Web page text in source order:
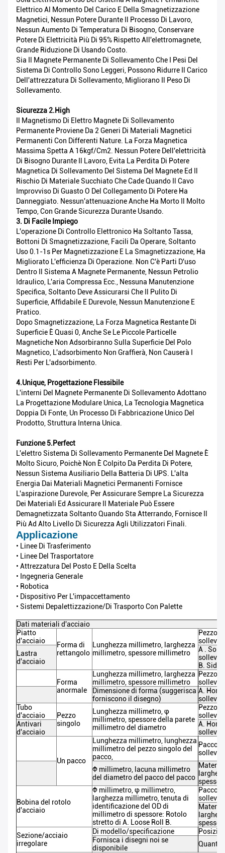
Elettrico Al Momento Del Carico E Della Smagnetizzazione
Magnetici, Nessun Potere Durante Il Processo Di Lavoro,
Nessun Aumento Di Temperatura Di Bisogno, Conservare
Potere Di Elettricità Più Di 95% Rispetto All'elettromagnete,
Grande Riduzione Di Usando Costo.
Sia Il Magnete Permanente Di Sollevamento Che I Pesi Del
Sistema Di Controllo Sono Leggeri, Possono Ridurre Il Carico
Dell'attrezzatura Di Sollevamento, Migliorano Il Peso Di
Sollevamento.
Sicurezza 2.High
Il Magnetismo Di Elettro Magnete Di Sollevamento
Permanente Proviene Da 2 Generi Di Materiali Magnetici
Permanenti Con Differenti Nature. La Forza Magnetica
Massima Spetta A 16kgf/cm2. Nessun Potere Dell'elettricità
Di Bisogno Durante Il Lavoro, Evita La Perdita Di Potere
Magnetica Di Sollevamento Del Sistema Del Magnete Ed Il
Rischio Di Materiale Succhiato Che Cade Quando Il Cavo
Improvviso Di Guasto O Del Collegamento Di Potere Ha
Danneggiato. Nessun'attenuazione Anche Ha Morto Il Molto
Tempo, Con Grande Sicurezza Durante Usando.
3. Di Facile Impiego
L'operazione Di Controllo Elettronico Ha Soltanto Tassa,
Bottoni Di Smagnetizzazione, Facili Da Operare, Soltanto
Uso 0.1-1s Per Magnetizzazione E La Smagnetizzazione, Ha
Migliorato L'efficienza Di Operazione. Non C'è Parti D'uso
Dentro Il Sistema A Magnete Permanente, Nessun Petrolio
Idraulico, L'aria Compressa Ecc., Nessuna Manutenzione
Specifica, Soltanto Deve Assicurarsi Che Il Pulito Di
Superficie, Affidabile E Durevole, Nessun Manutenzione E
Pratico.
Dopo Smagnetizzazione, La Forza Magnetica Restante Di
Superficie È Quasi 0, Anche Se Le Piccole Particelle
Magnetiche Non Adsorbiranno Sulla Superficie Del Polo
Magnetico, L'adsorbimento Non Graffierà, Non Causerà I
Resti Per L'adsorbimento.
4.Unique, Progettazione Flessibile
L'interni Del Magnete Permanente Di Sollevamento Adottano
La Progettazione Modulare Unica, La Tecnologia Magnetica
Doppia Di Fonte, Un Processo Di Fabbricazione Unico Del
Prodotto, Struttura Interna Unica.
Funzione 5.Perfect
L'elettro Sistema Di Sollevamento Permanente Del Magnete È
Molto Sicuro, Poichè Non È Colpito Da Perdita Di Potere,
Nessun Sistema Ausiliario Della Batteria Di UPS. L'alta
Energia Dai Materiali Magnetici Permanenti Fornisce
L'aspirazione Durevole, Per Assicurare Sempre La Sicurezza
Dei Materiali Ed Assicurare Il Materiale Può Essere
Demagnetizzata Soltanto Quando Sta Atterrando, Fornisce Il
Più Ad Alto Livello Di Sicurezza Agli Utilizzatori Finali.
Applicazione
• Linee Di Trasferimento
• Linee Del Trasportatore
• Attrezzatura Del Posto E Della Scelta
• Ingegneria Generale
• Robotica
• Dispositivo Per L'impaccettamento
• Sistemi Depalettizzazione/di Trasporto Con Palette
Dati materiali d'acciaio
Piatto
d'acciaio
Forma di
rettangolo
Lunghezza millimetro, larghezza
millimetro, spessore millimetro
Pezzo
Lastra
d'acciaio
A .
B. Side
Forma
anormale
Lunghezza millimetro, larghezza
millimetro, spessore millimetro
Pezzo
Dimensione di forma (suggerisca
forniscono il disegno)
A.
Tubo
d'acciaio
Pezzo
singolo
Lunghezza millimetro, φ
millimetro, spessore della parete
millimetro del diametro
Pezzo
Antivari
d'acciaio
A.
Un pacco
Lunghezza millimetro, lunghezza
millimetro del pezzo singolodel
pacco,
Pacco
Φ millimetro, lacuna millimetro
del diametrodel paccodel pacco
Bobina del rotolo
d'acciaio
Φ millimetro, φ millimetro,
larghezza millimetro,tenuta di
identificazionedel ODdi
millimetro di spessore: Rotolo
stretto di A. Loose Roll B.
Pacco
Sezione/acciaio
irregolare
Di modello/specificazione
Fornisca i disegni noi se
disponibile